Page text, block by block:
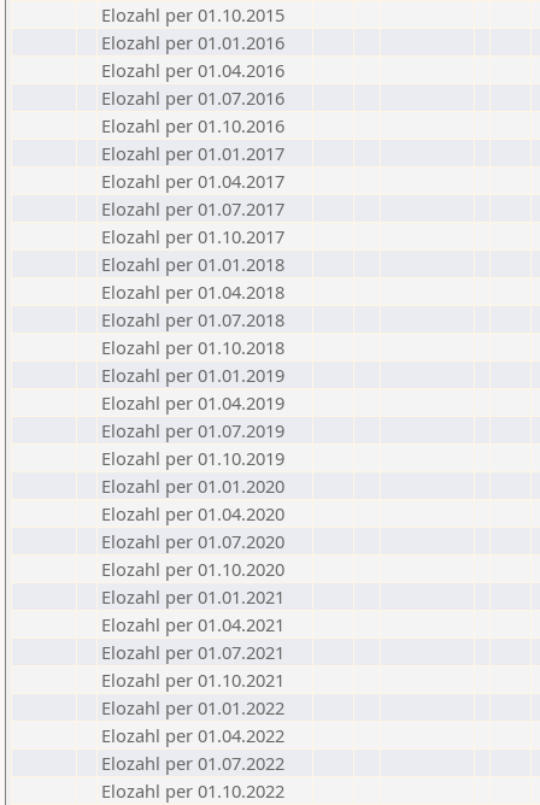
Elozahl per 01.10.2015
Elozahl per 01.01.2016
Elozahl per 01.04.2016
Elozahl per 01.07.2016
Elozahl per 01.10.2016
Elozahl per 01.01.2017
Elozahl per 01.04.2017
Elozahl per 01.07.2017
Elozahl per 01.10.2017
Elozahl per 01.01.2018
Elozahl per 01.04.2018
Elozahl per 01.07.2018
Elozahl per 01.10.2018
Elozahl per 01.01.2019
Elozahl per 01.04.2019
Elozahl per 01.07.2019
Elozahl per 01.10.2019
Elozahl per 01.01.2020
Elozahl per 01.04.2020
Elozahl per 01.07.2020
Elozahl per 01.10.2020
Elozahl per 01.01.2021
Elozahl per 01.04.2021
Elozahl per 01.07.2021
Elozahl per 01.10.2021
Elozahl per 01.01.2022
Elozahl per 01.04.2022
Elozahl per 01.07.2022
Elozahl per 01.10.2022